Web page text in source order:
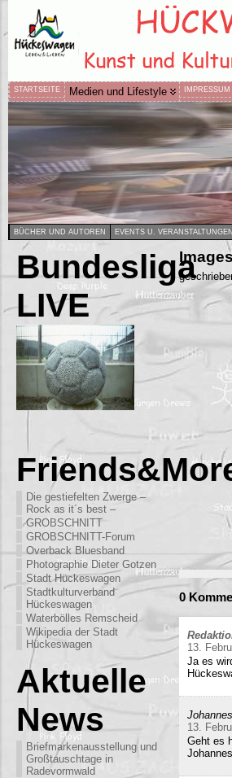
STARTSEITE Medien und Lifestyle IMPRESSUM
BÜCHER UND AUTOREN EVENTS U. VERANSTALTUNGEN
Bundesliga
LIVE
Die gestiefelten Zwerge –
Rock as it´s best –
GROBSCHNITT
GROBSCHNITT-Forum
Overback Bluesband
Photographie Dieter Gotzen
Stadt Hückeswagen
Stadtkulturverband
Hückeswagen
Waterbölles Remscheid
Wikipedia der Stadt
Hückeswagen
Aktuelle
News
Briefmarkenausstellung und
Großtauschtage in
Radevormwald
0
13.
Ja es
13.
Geht es
Johannes